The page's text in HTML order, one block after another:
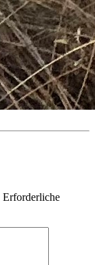
Erforderliche